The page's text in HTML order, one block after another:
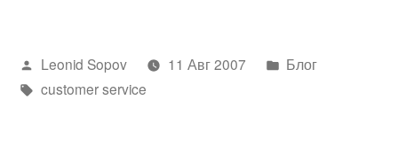
Написано
автором
Leonid Sopov 11 Авг 2007
Написано
Блог
Метки:
customer service